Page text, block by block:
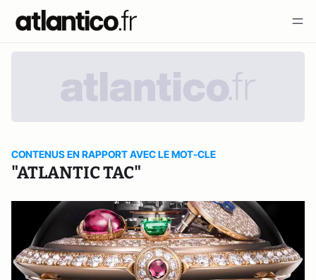
CONTENUS EN RAPPORT AVEC LE MOT-CLE
"ATLANTIC TAC"